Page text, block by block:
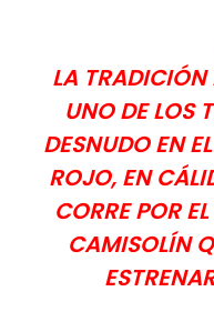
LA TRADICIÓN
UNO DE LOS
DESNUDO EN
ROJO, EN
CORRE POR
CAMISOLÍN